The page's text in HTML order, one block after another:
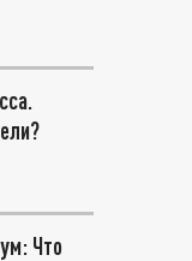
Что